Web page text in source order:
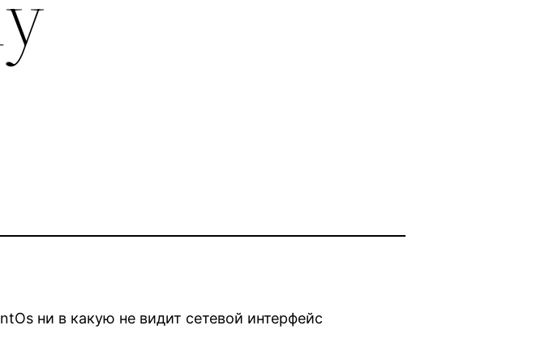
ни в какую не видит сетевой интерфейс